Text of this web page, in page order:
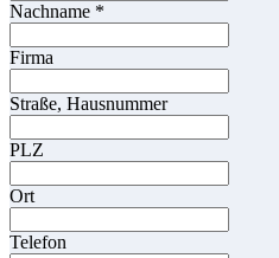
Nachname *
Firma
Straße, Hausnummer
PLZ
Ort
Telefon